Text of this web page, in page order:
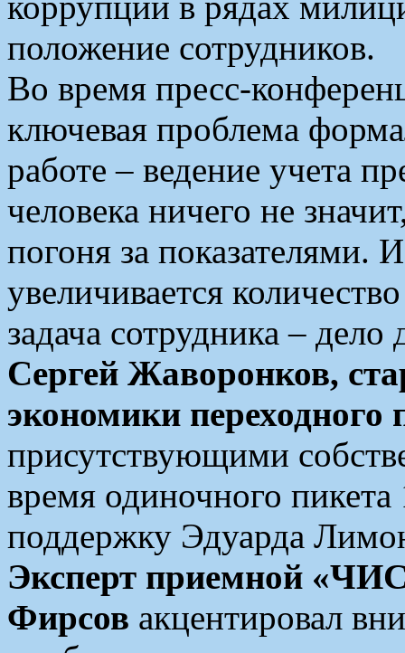
положение сотрудников.
Во время пресс-
ключевая проблема
работе – ведение учета
человека ничего не
погоня за показателями.
увеличивается
задача сотрудника –
Сергей Жаворонков,
экономики переходного
присутствующими
время одиночного
поддержку Эдуарда
Эксперт приемной
Фирсов акцентировал